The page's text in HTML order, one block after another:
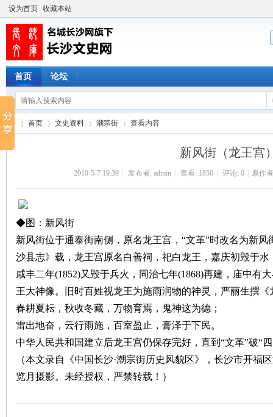
设为首页 收藏本站
首页 论坛
首页 文史资料
›
潮宗街
›
查看内容
新风街（龙王宫
2010-5-7 19:39 发布者: admin 查看: 1850 评论: 0 原作
◆图：新风街
新风街位于通泰街南侧，原名龙王宫，“文革”时改名为新
沙县志》载，龙王宫原名白善祠，祀白龙王，嘉庆初毁于水
咸丰二年(1852)又毁于兵火，同治七年(1868)再建，庙中有
王大神像。旧时百姓视龙王为施雨润物的神灵，严丽生撰《
春耕夏耘，秋收冬藏，万物育焉，鬼神这为德；
雷出地奋，云行雨施，百室盈止，膏泽于下民。
中华人民共和国建立后龙王宫仍保存完好，直到“文革”破“
（本文录自《中国长沙·潮宗街历史风貌区》，长沙市开福
览月摄影。未经授权，严禁转载！）